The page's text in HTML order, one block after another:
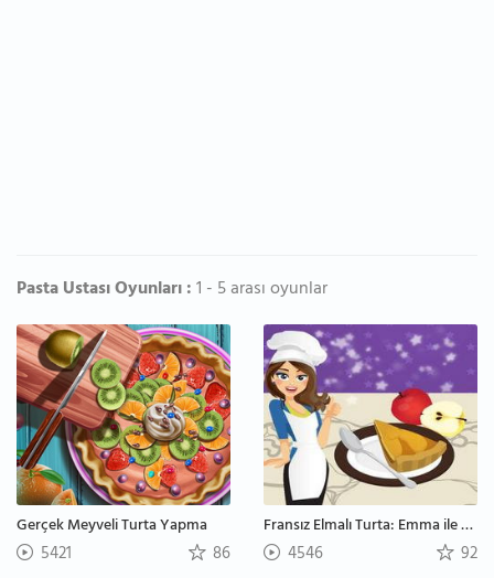
Pasta Ustası Oyunları :1 - 5 arası oyunlar
Gerçek Meyveli Turta Yapma
5421 86
Fransız Elmalı Turta: Emma ile Yemek Pişirme
4546 92